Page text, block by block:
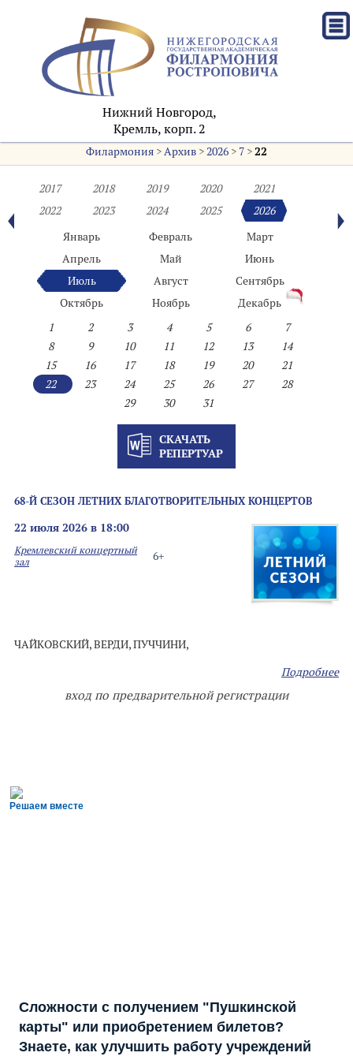
Нижний Новгород,
Кремль, корп. 2
Филармония>Архив>2026> 7>22
2017 2018 2019 2020
2021
2022
2023 2024 2025
2026
Январь
Февраль
Март
Апрель
Май
Июнь
Июль
Август
Сентябрь
Октябрь
Ноябрь
Декабрь
1
2 3 4 5 6
7
8
9 10 11 12 13
14
15
16 17 18 19 20
21
22
23 24 25 26 27
28
29
30 31
СКАЧАТЬ
РЕПЕРТУАР
68-Й СЕЗОН ЛЕТНИХ БЛАГОТВОРИТЕЛЬНЫХ КОНЦЕРТОВ
22 июля 2026 в 18:00
6+
Кремлевский концертный
зал
ЧАЙКОВСКИЙ, ВЕРДИ, ПУЧЧИНИ,
Подробнее
вход по предварительной регистрации
Решаем вместе
Сложности с получением "Пушкинской
карты" или приобретением билетов?
Знаете, как улучшить работу учреждений